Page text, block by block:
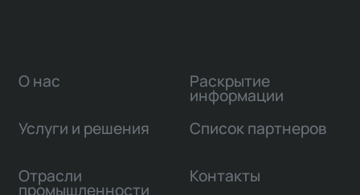
О нас
Услуги и решения
Отрасли
промышленности
Раскрытие
информации
Список партнеров
Контакты